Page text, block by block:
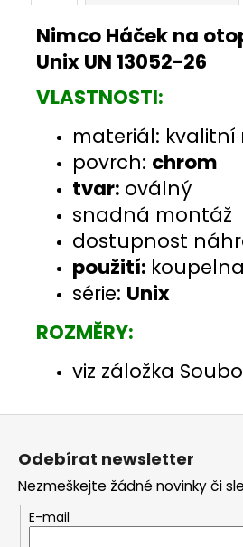
Nimco Háček na
Unix UN 13052-26
VLASTNOSTI:
materiál: kvalitní
povrch: chrom
tvar: oválný
snadná montáž
dostupnost
použití:
série: Unix
ROZMĚRY:
viz záložka
Z
Odebírat newsletter
Nezmeškejte žádné novinky či
E-mail